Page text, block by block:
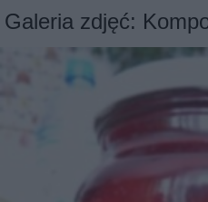
Galeria zdjęć: